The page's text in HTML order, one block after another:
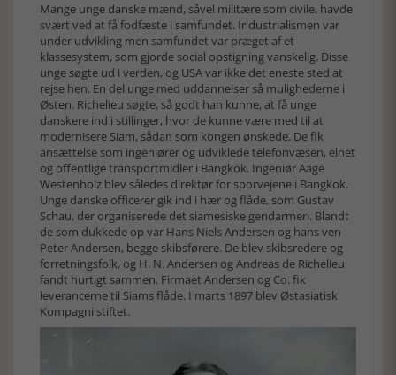
Mange unge danske mænd, såvel militære som civile, havde
svært ved at få fodfæste i samfundet. Industrialismen var
under udvikling men samfundet var præget af et
klassesystem, som gjorde social opstigning vanskelig. Disse
unge søgte ud i verden, og USA var ikke det eneste sted at
rejse hen. En del unge med uddannelser så mulighederne i
Østen. Richelieu søgte, så godt han kunne, at få unge
danskere ind i stillinger, hvor de kunne være med til at
modernisere Siam, sådan som kongen ønskede. De fik
ansættelse som ingeniører og udviklede telefonvæsen, elnet
og offentlige transportmidler i Bangkok. Ingeniør Aage
Westenholz blev således direktør for sporvejene i Bangkok.
Unge danske officerer gik ind i hær og flåde, som Gustav
Schau, der organiserede det siamesiske gendarmeri. Blandt
de som dukkede op var Hans Niels Andersen og hans ven
Peter Andersen, begge skibsførere. De blev skibsredere og
forretningsfolk, og H. N. Andersen og Andreas de Richelieu
fandt hurtigt sammen. Firmaet Andersen og Co. fik
leverancerne til Siams flåde. I marts 1897 blev Østasiatisk
Kompagni stiftet.